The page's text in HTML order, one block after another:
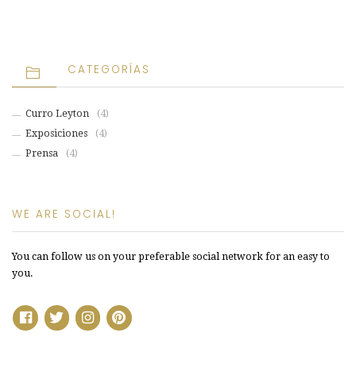
CATEGORÍAS
Curro Leyton
(4)
Exposiciones
(4)
Prensa
(4)
WE ARE SOCIAL!
You can follow us on your preferable social network for an easy to
you.